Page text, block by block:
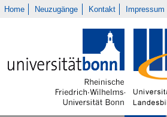
Home Neuzugänge Kontakt Impressum